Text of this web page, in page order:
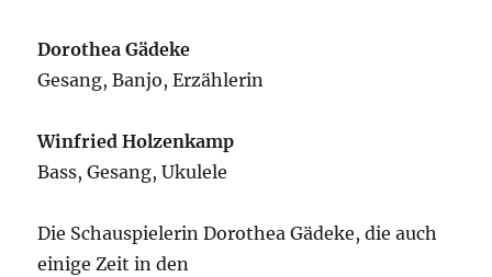
Dorothea Gädeke
Gesang, Banjo, Erzählerin
Winfried Holzenkamp
Bass, Gesang, Ukulele
Die Schauspielerin Dorothea Gädeke, die auch
einige Zeit in den